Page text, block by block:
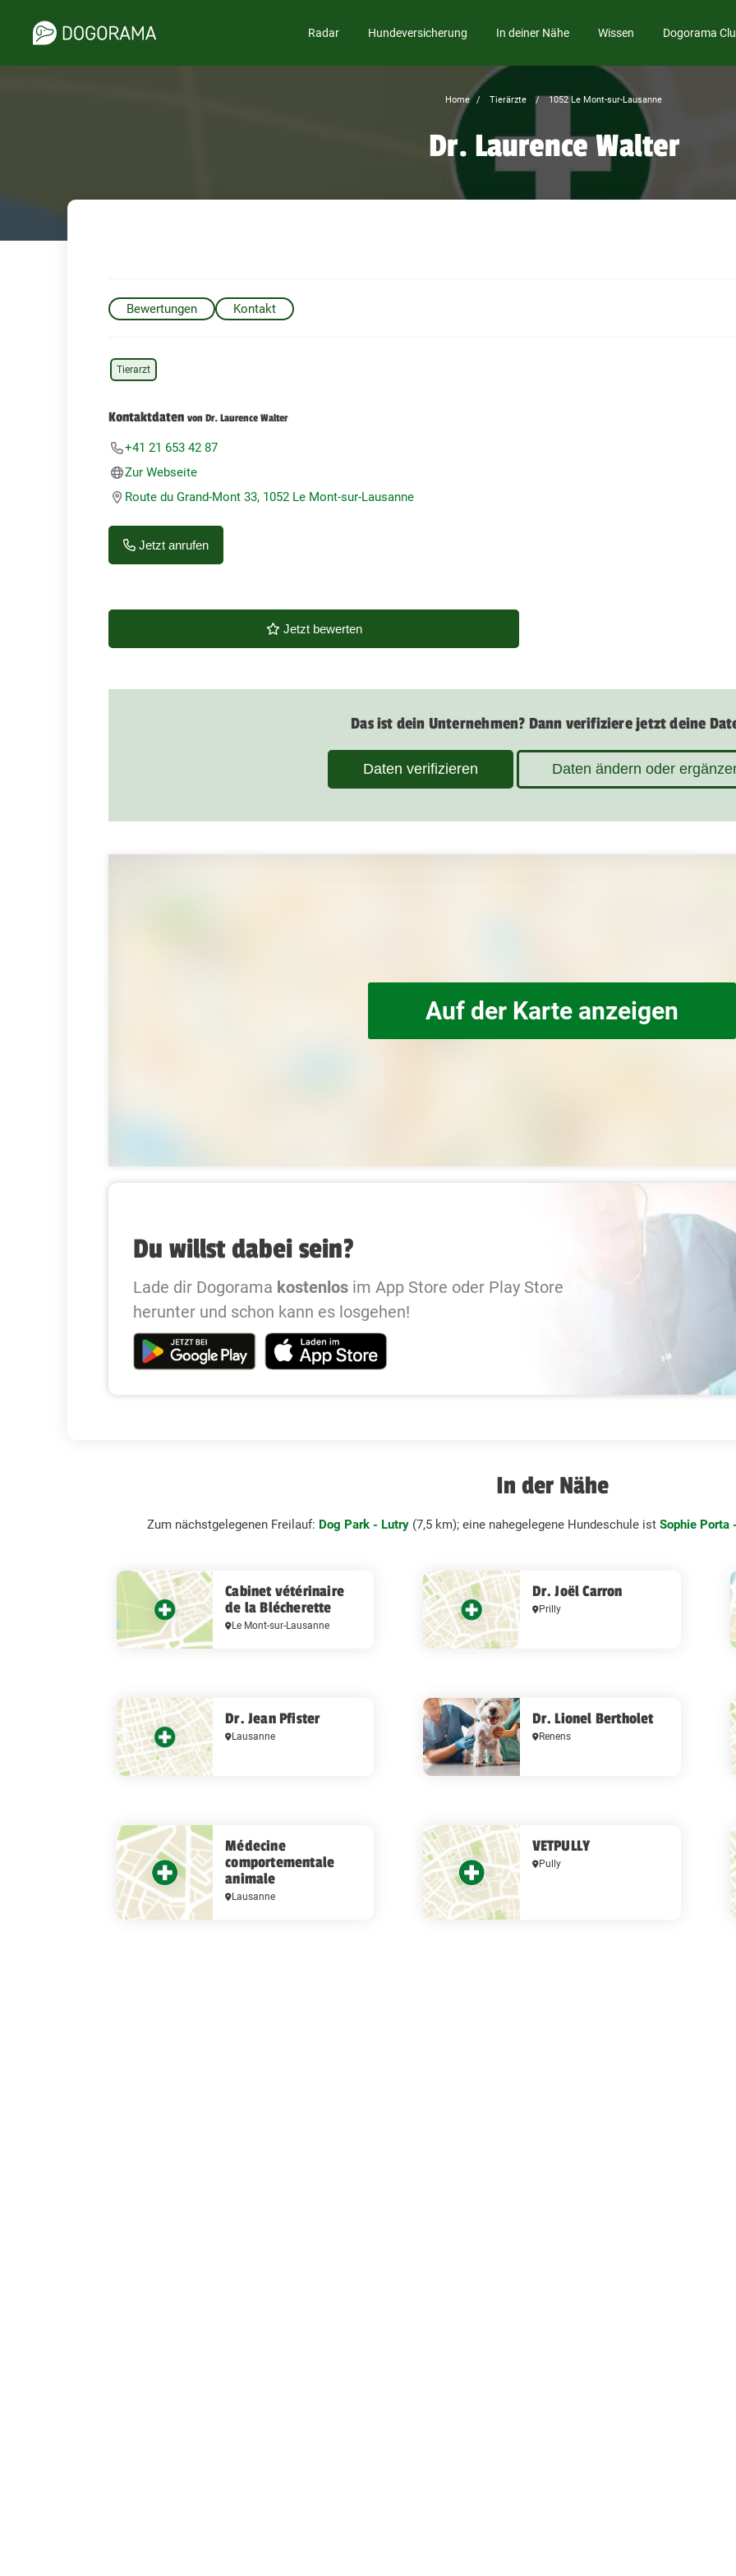
Radar Hundeversicherung In deiner Nähe Wissen Dogorama
Home Tierärzte 1052 Le Mont-sur-Lausanne
Dr. Laurence Walter
Bewertungen Kontakt
Tierarzt
Kontaktdaten von Dr. Laurence Walter
+41 21 653 42 87
Zur Webseite
Route du Grand-Mont 33, 1052 Le Mont-sur-Lausanne
Jetzt anrufen
Jetzt bewerten
Das ist dein Unternehmen? Dann verifiziere jetzt deine
Daten verifizieren Daten ändern oder
Auf der Karte anzeigen
Du willst dabei sein?
Lade dir Dogorama kostenlos im App Store oder Play Store
herunter und schon kann es losgehen!
In der Nähe
Zum nächstgelegenen Freilauf: Dog Park - Lutry(7,5 km); eine nahegelegene Hundeschule ist Sophie Porta
Cabinet vétérinaire
de la Blécherette
Le Mont-sur-Lausanne
Dr. Joël Carron
Prilly
Dr. Jean Pfister
Lausanne
Dr. Lionel Bertholet
Renens
Médecine
comportementale
animale
Lausanne
VETPULLY
Pully